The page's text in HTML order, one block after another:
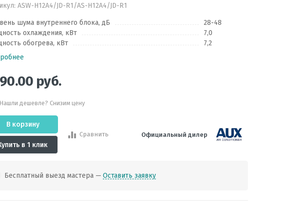
ASW-H12A4/JD-R1/AS-H12A4/JD-R1
шума внутреннего блока, дБ
28-48
охлаждения, кВт
7,0
обогрева, кВт
7,2
руб.
Нашли дешевле? Снизим цену
В корзину
в 1 клик
Сравнить Официальный дилер
Бесплатный выезд мастера — Оставить заявку